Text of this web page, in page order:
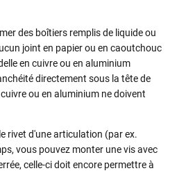
des boîtiers remplis de liquide ou
joint en papier ou en caoutchouc
en cuivre ou en aluminium
directement sous la tête de
ou en aluminium ne doivent
rivet d'une articulation (par ex.
vous pouvez monter une vis avec
celle-ci doit encore permettre à